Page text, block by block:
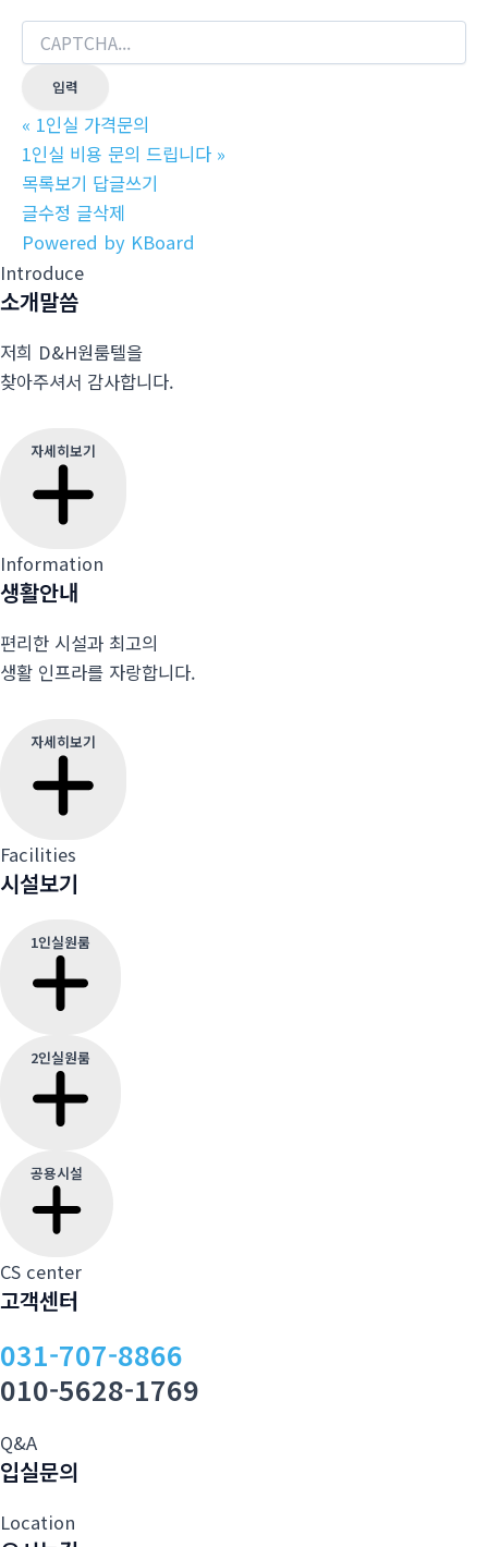
« 1인실 가격문의
1인실 비용 문의 드립니다 »
목록보기 답글쓰기
글수정 글삭제
Powered by KBoard
Introduce
소개말씀
저희 D&H원룸텔을
찾아주셔서 감사합니다.
자세히보기
Information
생활안내
편리한 시설과 최고의
생활 인프라를 자랑합니다.
자세히보기
Facilities
시설보기
1인실원룸
2인실원룸
공용시설
CS center
고객센터
031-707-8866
010-5628-1769
Q&A
입실문의
Location